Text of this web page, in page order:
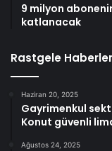
9 milyon
katlanacak
Rastgele Haberler
Haziran 20, 2025
Gayrimenkul
Konut güvenli
Ağustos 24, 2025